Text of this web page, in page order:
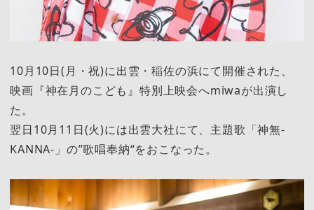
10⽉10日(月・祝)に出雲・稲佐の浜にて開催された、
映画『神在⽉のこども』特別上映会へmiwaが出演し
た。
翌日10月11日(火)には出雲大社にて、主題歌「神無-
KANNA-」の”歌唱奉納“をおこなった。